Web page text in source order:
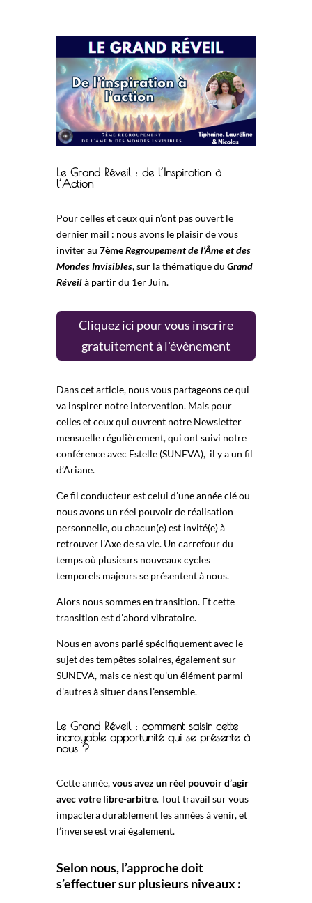
Le Grand Réveil : de l’Inspiration à
l’Action
Pour celles et ceux qui n’ont pas ouvert le
dernier mail : nous avons le plaisir de vous
inviter au 7èmeRegroupement de l’Âme et des
Mondes Invisibles, sur la thématique du Grand
Réveilà partir du 1er Juin.
Cliquez ici pour vous inscrire
gratuitement à l'évènement
Dans cet article, nous vous partageons ce qui
va inspirer notre intervention. Mais pour
celles et ceux qui ouvrent notre Newsletter
mensuelle régulièrement, qui ont suivi notre
conférence avec Estelle (SUNEVA), il y a un fil
d’Ariane.
Ce fil conducteur est celui d’une année clé ou
nous avons un réel pouvoir de réalisation
personnelle, ou chacun(e) est invité(e) à
retrouver l’Axe de sa vie. Un carrefour du
temps où plusieurs nouveaux cycles
temporels majeurs se présentent à nous.
Alors nous sommes en transition. Et cette
transition est d’abord vibratoire.
Nous en avons parlé spécifiquement avec le
sujet des tempêtes solaires, également sur
SUNEVA, mais ce n’est qu’un élément parmi
d’autres à situer dans l’ensemble.
Le Grand Réveil : comment saisir cette
incroyable opportunité qui se présente à
nous ?
Cette année,vous avez un réel pouvoir d’agir
avec votre libre-arbitre. Tout travail sur vous
impactera durablement les années à venir, et
l’inverse est vrai également.
Selon nous, l’approche doit
s’effectuer sur plusieurs niveaux :